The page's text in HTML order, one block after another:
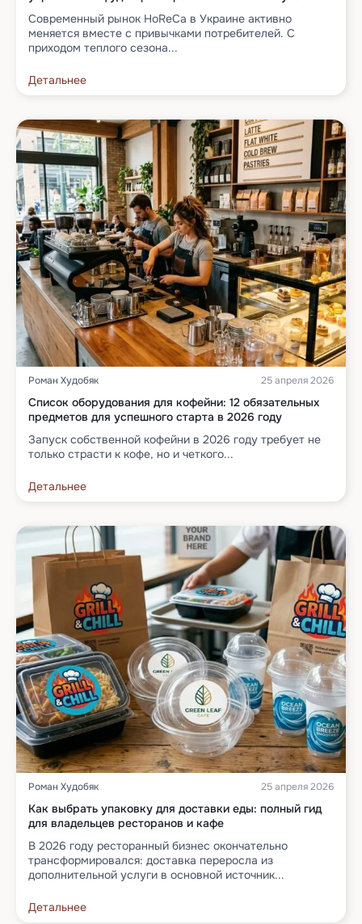
Современный рынок HoReCa в Украине активно
меняется вместе с привычками потребителей. С
приходом теплого сезона...
Детальнее
Роман Худобяк 25 апреля 2026
Список оборудования для кофейни: 12 обязательных
предметов для успешного старта в 2026 году
Запуск собственной кофейни в 2026 году требует не
только страсти к кофе, но и четкого...
Детальнее
Роман Худобяк 25 апреля 2026
Как выбрать упаковку для доставки еды: полный гид
для владельцев ресторанов и кафе
В 2026 году ресторанный бизнес окончательно
трансформировался: доставка переросла из
дополнительной услуги в основной источник...
Детальнее